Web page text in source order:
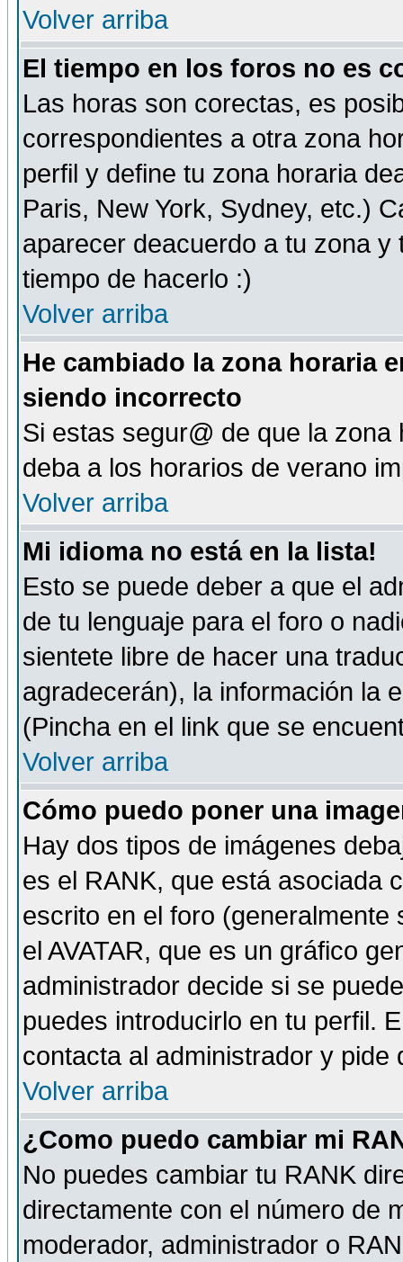
Volver arriba
El tiempo en los foros no es
Las horas son corectas, es
correspondientes a otra zona
perfil y define tu zona horaria
Paris, New York, Sydney, etc.)
aparecer deacuerdo a tu zona
tiempo de hacerlo :)
Volver arriba
He cambiado la zona horaria
siendo incorrecto
Si estas segur@ de que la
deba a los horarios de verano
Volver arriba
Mi idioma no está en la lista!
Esto se puede deber a que el
de tu lenguaje para el foro o
sientete libre de hacer una
agradecerán), la información la
(Pincha en el link que se
Volver arriba
Cómo puedo poner una
Hay dos tipos de imágenes
es el RANK, que está asociada
escrito en el foro
el AVATAR, que es un gráfico
administrador decide si se
puedes introducirlo en tu perfil.
contacta al administrador y
Volver arriba
¿Como puedo cambiar mi
No puedes cambiar tu RANK
directamente con el número de
moderador, administrador o